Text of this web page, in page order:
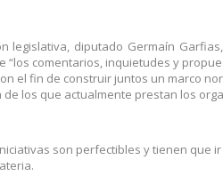
legislativa, diputado Germaín
“los comentarios, inquietudes y
el fin de construir juntos un marco
los que actualmente prestan los
son perfectibles y tienen que